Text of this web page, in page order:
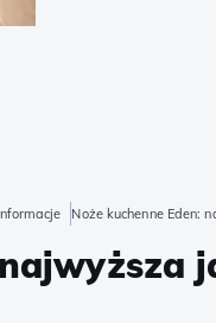
Noże kuchenne Eden: